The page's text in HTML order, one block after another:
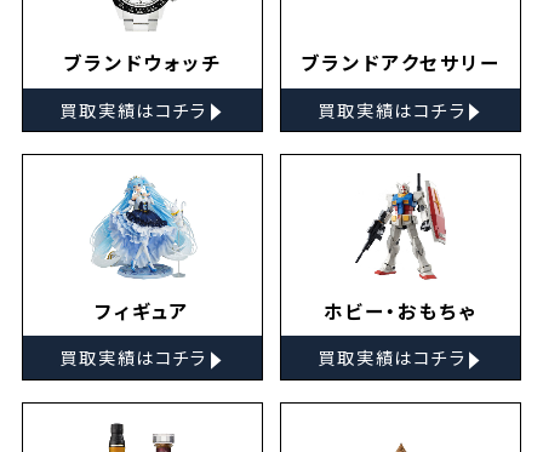
ブランドウォッチ
買取実績はコチラ ▸
ブランドアクセサリー
買取実績はコチラ ▸
フィギュア
買取実績はコチラ ▸
ホビー・おもちゃ
買取実績はコチラ ▸